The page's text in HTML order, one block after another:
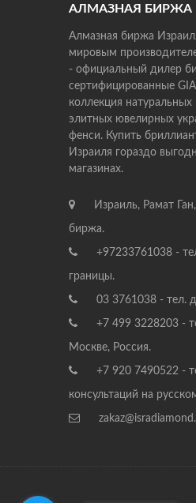
АЛМАЗНАЯ БИРЖА
Алмазная биржа
мировым
- официальный дилер
сертифицированные
коллекция
элитных ювелирных
фенси. Купить
Израиля гораздо
магазинах.
Израиль, Рамат
биржа.
+97233761038 -
границы.
03 3761038 - тел.
+7 499 3228203 -
Москве, Россия.
+7 920 7490522 -
консультаций на